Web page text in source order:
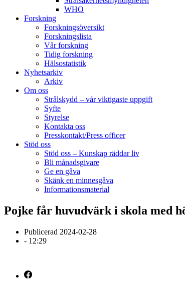
WHO
Forskning
Forskningsöversikt
Forskningslista
Vår forskning
Tidig forskning
Hälsostatistik
Nyhetsarkiv
Arkiv
Om oss
Strålskydd – vår viktigaste uppgift
Syfte
Styrelse
Kontakta oss
Presskontakt/Press officer
Stöd oss
Stöd oss – Kunskap räddar liv
Bli månadsgivare
Ge en gåva
Skänk en minnesgåva
Informationsmaterial
Pojke får huvudvärk i skola med
Publicerad 2024-02-28
- 12:29